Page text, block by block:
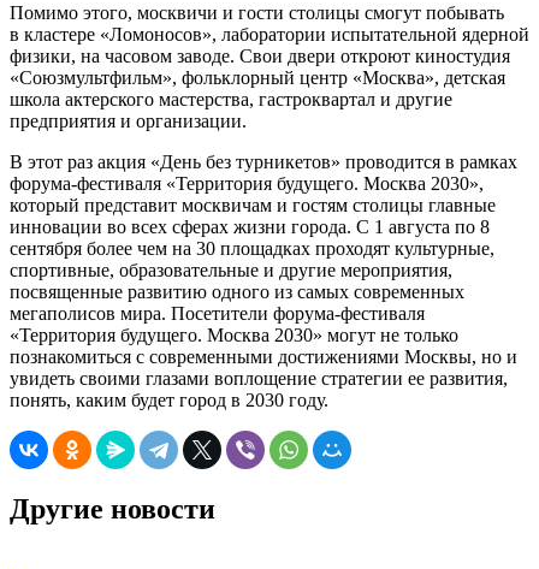
Помимо этого, москвичи и гости столицы смогут побывать
в кластере «Ломоносов», лаборатории испытательной ядерной
физики, на часовом заводе. Свои двери откроют киностудия
«Союзмультфильм», фольклорный центр «Москва», детская
школа актерского мастерства, гастроквартал и другие
предприятия и организации.
В этот раз акция «День без турникетов» проводится в рамках
форума-фестиваля «Территория будущего. Москва 2030»,
который представит москвичам и гостям столицы главные
инновации во всех сферах жизни города. С 1 августа по 8
сентября более чем на 30 площадках проходят культурные,
спортивные, образовательные и другие мероприятия,
посвященные развитию одного из самых современных
мегаполисов мира. Посетители форума-фестиваля
«Территория будущего. Москва 2030» могут не только
познакомиться с современными достижениями Москвы, но и
увидеть своими глазами воплощение стратегии ее развития,
понять, каким будет город в 2030 году.
Другие новости